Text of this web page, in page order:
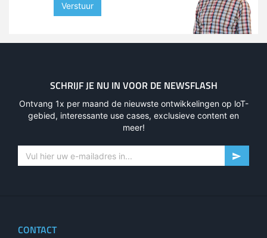
Verstuur
SCHRIJF JE NU IN VOOR DE NEWSFLASH
Ontvang 1x per maand de nieuwste ontwikkelingen op loT-
gebied, interessante use cases, exclusieve content en
meer!
CONTACT